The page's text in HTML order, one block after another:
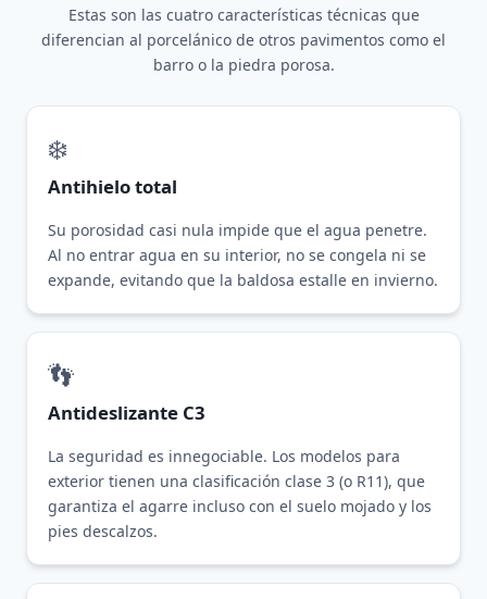
Estas son las cuatro características técnicas que
diferencian al porcelánico de otros pavimentos como el
barro o la piedra porosa.
❄️
Antihielo total
Su porosidad casi nula impide que el agua penetre.
Al no entrar agua en su interior, no se congela ni se
expande, evitando que la baldosa estalle en invierno.
👣
Antideslizante C3
La seguridad es innegociable. Los modelos para
exterior tienen una clasificación clase 3 (o R11), que
garantiza el agarre incluso con el suelo mojado y los
pies descalzos.